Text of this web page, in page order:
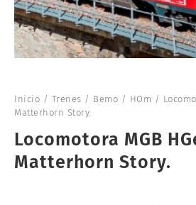
Inicio / Trenes / Bemo / HOm /
Matterhorn Story.
Locomotora MGB
Matterhorn Story.